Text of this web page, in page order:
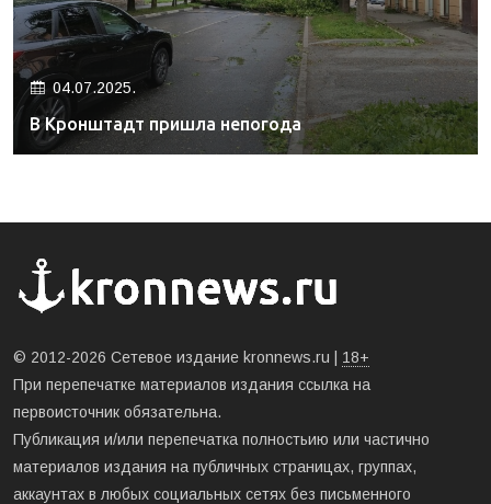
04.07.2025.
В Кронштадт пришла непогода
© 2012-2026 Сетевое издание kronnews.ru | 18+
При перепечатке материалов издания ссылка на
первоисточник обязательна.
Публикация и/или перепечатка полностьию или частично
материалов издания на публичных страницах, группах,
аккаунтах в любых социальных сетях без письменного